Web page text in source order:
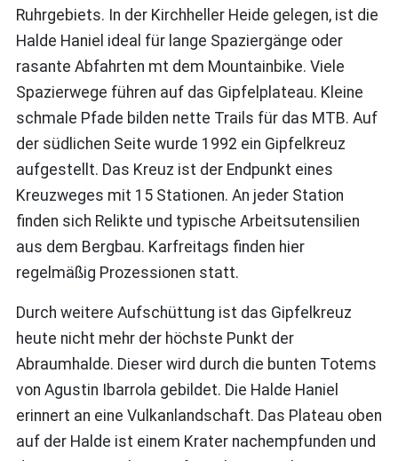
Ruhrgebiets. In der Kirchheller Heide gelegen, ist die
Halde Haniel ideal für lange Spaziergänge oder
rasante Abfahrten mt dem Mountainbike. Viele
Spazierwege führen auf das Gipfelplateau. Kleine
schmale Pfade bilden nette Trails für das MTB. Auf
der südlichen Seite wurde 1992 ein Gipfelkreuz
aufgestellt. Das Kreuz ist der Endpunkt eines
Kreuzweges mit 15 Stationen. An jeder Station
finden sich Relikte und typische Arbeitsutensilien
aus dem Bergbau. Karfreitags finden hier
regelmäßig Prozessionen statt.
Durch weitere Aufschüttung ist das Gipfelkreuz
heute nicht mehr der höchste Punkt der
Abraumhalde. Dieser wird durch die bunten Totems
von Agustin Ibarrola gebildet. Die Halde Haniel
erinnert an eine Vulkanlandschaft. Das Plateau oben
auf der Halde ist einem Krater nachempfunden und